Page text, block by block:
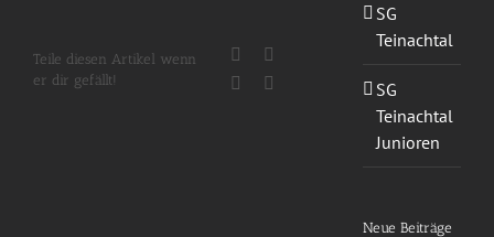
Teile diesen Artikel wenn
er dir gefällt!
Facebook
WhatsApp
SG
Teinachtal
SG
Teinachtal
Junioren
Neue Beiträge